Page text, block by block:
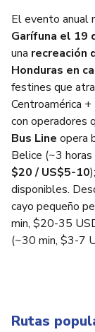
El evento anual
Garífuna el 19
una recreación
Honduras en
festines que
Centroamérica
con operadores
Bus Line opera
Belice (~3
$20 / US$5-10
disponibles.
cayo pequeño
min, $20-35
(~30 min, $3-7
Rutas